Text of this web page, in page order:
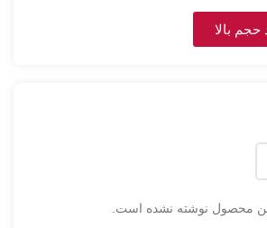
بالا
محصول نوشته نشده است.